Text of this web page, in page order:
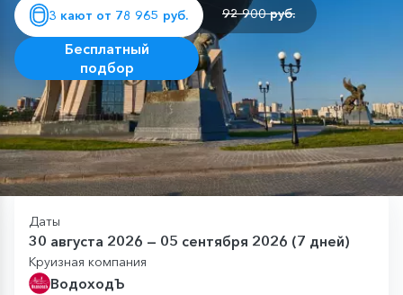
3 кают от 78 965 руб. 92 900 руб.
Бесплатный
подбор
Даты
30 августа 2026 — 05 сентября 2026 (7 дней)
Круизная компания
ВодоходЪ